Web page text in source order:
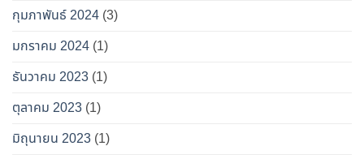
กุมภาพันธ์ 2024 (3)
มกราคม 2024 (1)
ธันวาคม 2023 (1)
ตุลาคม 2023 (1)
มิถุนายน 2023 (1)